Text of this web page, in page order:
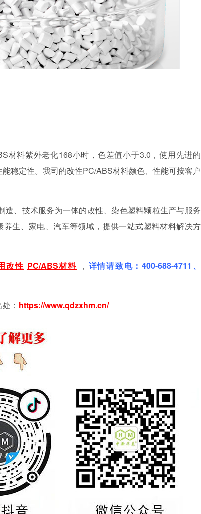
材料紫外老化168小时，色差值小于3.0，使用先进的
能稳定性。我司的改性PC/ABS材料颜色、性能可按客户
、技术服务为一体的改性、染色塑料颗粒生产与服务
养生、家电、汽车等领域，提供一站式塑料材料解决方
改性 PC/ABS材料 ， 详情请致电：400-688-4711、
： https://www.qdzxhm.cn/